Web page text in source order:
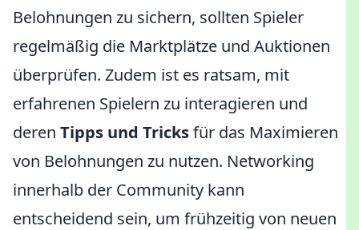
Belohnungen zu sichern, sollten Spieler
regelmäßig die Marktplätze und Auktionen
überprüfen. Zudem ist es ratsam, mit
erfahrenen Spielern zu interagieren und
deren Tipps und Tricksfür das Maximieren
von Belohnungen zu nutzen. Networking
innerhalb der Community kann
entscheidend sein, um frühzeitig von neuen